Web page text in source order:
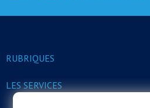
RUBRIQUES
LES SERVICES